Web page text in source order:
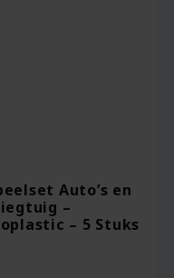
Auto’s en
–
– 5 Stuks